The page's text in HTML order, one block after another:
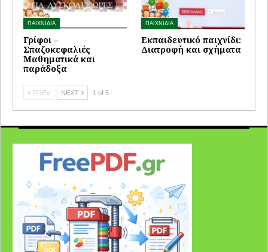
ΠΑΙΧΝΙΔΙΑ
Γρίφοι –
Σπαζοκεφαλιές
Μαθηματικά και
παράδοξα
ΠΑΙΧΝΙΔΙΑ
Εκπαιδευτικό παιχνίδι:
Διατροφή και σχήματα
PREV NEXT 1 of 5